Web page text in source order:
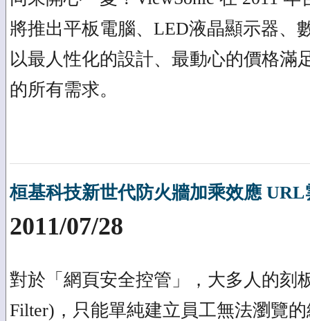
將推出平板電腦、LED液晶顯示器、
以最人性化的設計、最動心的價格滿
的所有需求。
桓基科技新世代防火牆加乘效應
2011/07/28
對於「網頁安全控管」，大多人的刻
Filter)，只能單純建立員工無法瀏覽